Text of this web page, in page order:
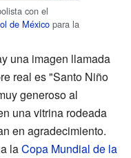
con el
de México para la
una imagen llamada
real es "Santo Niño
generoso al
una vitrina rodeada
en agradecimiento.
laCopa Mundial de la